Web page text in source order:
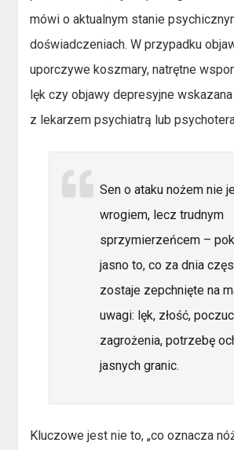
mówi o aktualnym stanie
doświadczeniach. W przypadku
uporczywe koszmary, natrętne
lęk czy objawy depresyjne
z lekarzem psychiatrą lub
Sen o ataku nożem nie
wrogiem, lecz trudnym
sprzymierzeńcem –
jasno to, co za dnia
zostaje zepchnięte na
uwagi: lęk, złość,
zagrożenia, potrzebę
jasnych granic.
Kluczowe jest nie to, „co oznacza